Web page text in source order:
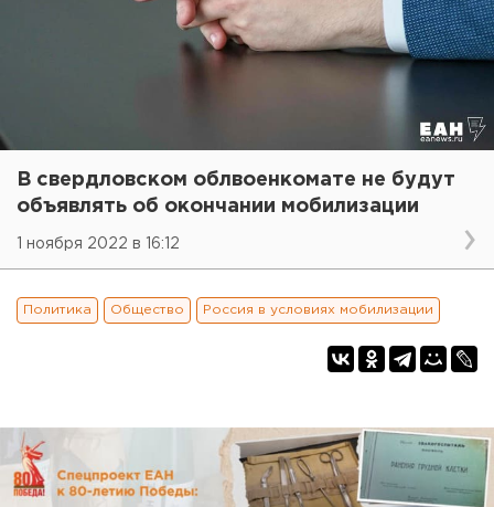
В свердловском облвоенкомате не будут
объявлять об окончании мобилизации
1 ноября 2022 в 16:12
Политика Общество Россия в условиях мобилизации